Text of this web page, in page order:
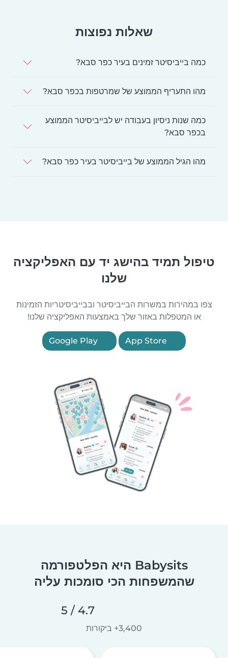
שאלות נפוצות
כמה בייביסיטר זמינים בעיר כפר סבא?
מהו התעריף הממוצע של שמרטפות בכפר סבא?
כמה שנות ניסיון בעבודה יש לבייביסיטר הממוצע
בכפר סבא?
מהו הגיל הממוצע של בייביסיטר בעיר כפר סבא?
טיפול תמיד בהישג יד עם האפליקציה
שלנו
צפו במהירות במשרות הבייביסיטר ובבייביסיטריות הזמינות
או המטפלות באזור שלך באמצעות האפליקציה שלנו!
Babysits היא הפלטפורמה
שהמשפחות הכי סומכות עליה
4.7 / 5
3,400+ ביקורות